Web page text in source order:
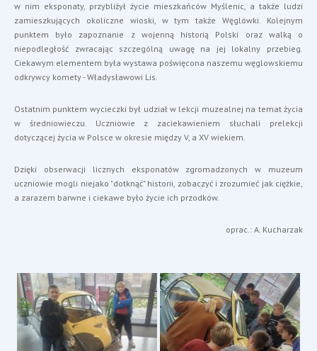
w nim eksponaty, przybliżył życie mieszkańców Myślenic, a także ludzi
zamieszkujących okoliczne wioski, w tym także Węglówki. Kolejnym
punktem było zapoznanie z wojenną historią Polski oraz walką o
niepodległość zwracając szczególną uwagę na jej lokalny przebieg.
Ciekawym elementem była wystawa poświęcona naszemu węglowskiemu
odkrywcy komety - Władysławowi Lis.
Ostatnim punktem wycieczki był udział w lekcji muzealnej na temat życia
w średniowieczu. Uczniowie z zaciekawieniem słuchali prelekcji
dotyczącej życia w Polsce w okresie między V, a XV wiekiem.
Dzięki obserwacji licznych eksponatów zgromadzonych w muzeum
uczniowie mogli niejako "dotknąć" historii, zobaczyć i zrozumieć jak ciężkie,
a zarazem barwne i ciekawe było życie ich przodków.
oprac.: A. Kucharzak